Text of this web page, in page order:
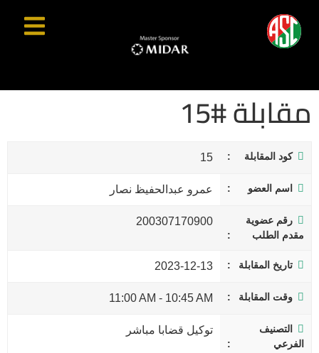
مقابلة #15
كود المقابلة 15
اسم العضو عمرو عبدالحفيظ نصار
رقم عضوية
مقدم الطلب
200307170900
تاريخ المقابلة 2023-12-13
وقت المقابلة 10:45 AM
-
11:00 AM
التصنيف
الفرعي
توكيل قضابا مباشر